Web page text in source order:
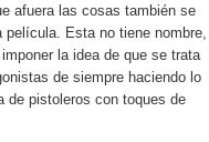
afuera las cosas también se
Esta no tiene nombre,
la idea de que se trata
de siempre haciendo lo
de pistoleros con toques de